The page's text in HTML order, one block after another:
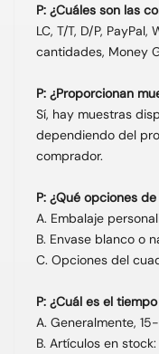
P: ¿Cuáles son las
LC, T/T, D/P,
cantidades, Money
P: ¿Proporcionan
Sí, hay muestras
dependiendo del
comprador.
P: ¿Qué opciones
A. Embalaje
B. Envase blanco o
C. Opciones del
P: ¿Cuál es el
A. Generalmente,
B. Artículos en